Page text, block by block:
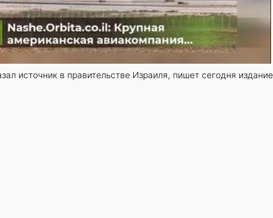
источник в правительстве Израиля, пишет сегодня издание